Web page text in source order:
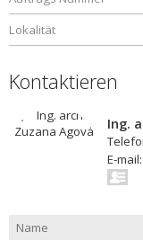
Lokalität
Kontaktieren
Ing.
E-mail: